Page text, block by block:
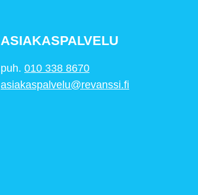
ASIAKASPALVELU
puh. 010 338 8670
asiakaspalvelu@revanssi.fi